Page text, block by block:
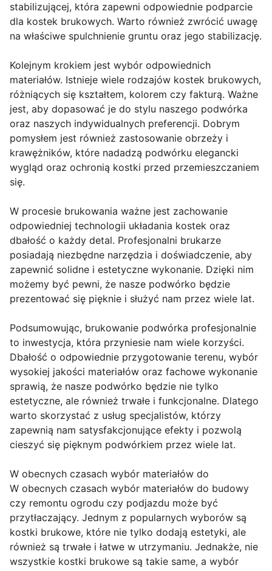
stabilizującej, która zapewni odpowiednie podparcie
dla kostek brukowych. Warto również zwrócić uwagę
na właściwe spulchnienie gruntu oraz jego stabilizację.
Kolejnym krokiem jest wybór odpowiednich
materiałów. Istnieje wiele rodzajów kostek brukowych,
różniących się kształtem, kolorem czy fakturą. Ważne
jest, aby dopasować je do stylu naszego podwórka
oraz naszych indywidualnych preferencji. Dobrym
pomysłem jest również zastosowanie obrzeży i
krawężników, które nadadzą podwórku elegancki
wygląd oraz ochronią kostki przed przemieszczaniem
się.
W procesie brukowania ważne jest zachowanie
odpowiedniej technologii układania kostek oraz
dbałość o każdy detal. Profesjonalni brukarze
posiadają niezbędne narzędzia i doświadczenie, aby
zapewnić solidne i estetyczne wykonanie. Dzięki nim
możemy być pewni, że nasze podwórko będzie
prezentować się pięknie i służyć nam przez wiele lat.
Podsumowując, brukowanie podwórka profesjonalnie
to inwestycja, która przyniesie nam wiele korzyści.
Dbałość o odpowiednie przygotowanie terenu, wybór
wysokiej jakości materiałów oraz fachowe wykonanie
sprawią, że nasze podwórko będzie nie tylko
estetyczne, ale również trwałe i funkcjonalne. Dlatego
warto skorzystać z usług specjalistów, którzy
zapewnią nam satysfakcjonujące efekty i pozwolą
cieszyć się pięknym podwórkiem przez wiele lat.
W obecnych czasach wybór materiałów do
W obecnych czasach wybór materiałów do budowy
czy remontu ogrodu czy podjazdu może być
przytłaczający. Jednym z popularnych wyborów są
kostki brukowe, które nie tylko dodają estetyki, ale
również są trwałe i łatwe w utrzymaniu. Jednakże, nie
wszystkie kostki brukowe są takie same, a wybór